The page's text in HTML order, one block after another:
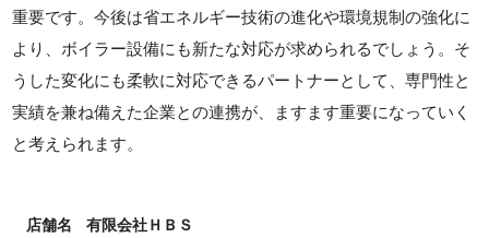
重要です。今後は省エネルギー技術の進化や環境規制の強化に
より、ボイラー設備にも新たな対応が求められるでしょう。そ
うした変化にも柔軟に対応できるパートナーとして、専門性と
実績を兼ね備えた企業との連携が、ますます重要になっていく
と考えられます。
店舗名 有限会社ＨＢＳ